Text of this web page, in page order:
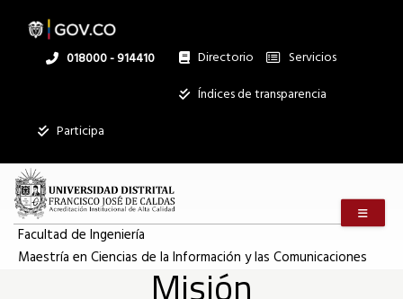
Misión
Maestría
en
Ciencias
contenido
Linea
018000 - 914410 Directorio
Institucional
Servicios
Índices de transparencia
Participa
Facultad de Ingeniería
Maestría en Ciencias de la Información y las Comunicaciones
Misión
registros
Buscar:
Servicios
Ningún dato